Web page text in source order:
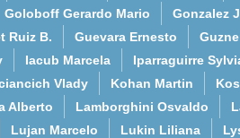
Goloboff Gerardo Mario
Gonzalez
Ruiz B.
Guevara Ernesto
Iacub Marcela
Iparraguirre
Vlady Kohan Martin
Alberto Lamborghini Osvaldo
Lujan Marcelo Lukin Liliana